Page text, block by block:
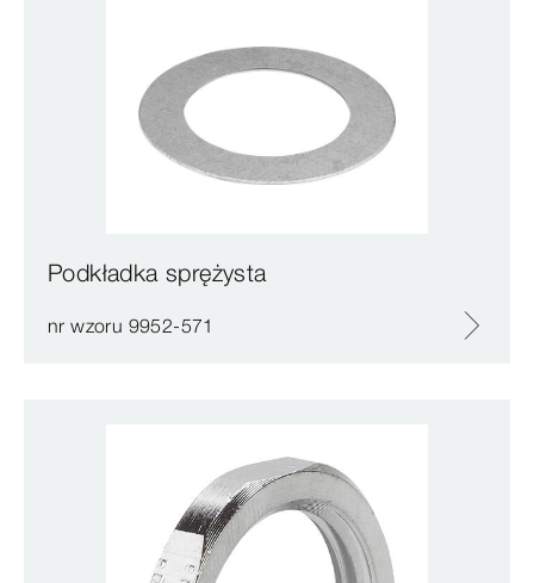
Podkładka sprężysta
nr wzoru 9952-571